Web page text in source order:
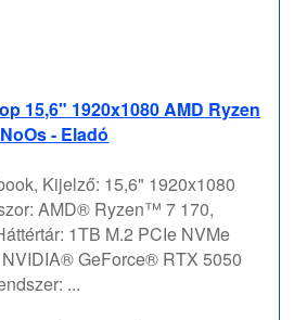
15,6" 1920x1080 AMD Ryzen
- Eladó
Kijelző: 15,6" 1920x1080
AMD® Ryzen™ 7 170,
1TB M.2 PCIe NVMe
GeForce® RTX 5050
...